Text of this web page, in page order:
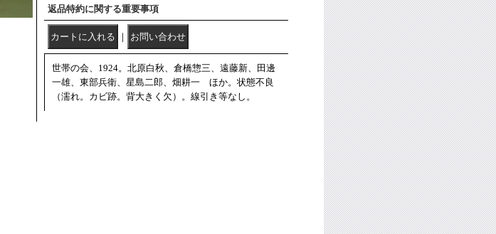
返品特約に関する重要事項
｜
世帯の会、1924。北原白秋、倉橋惣三、遠藤新、田邊
一雄、東部兵衛、星島二郎、畑耕一 ほか。状態不良
（濡れ。カビ跡。背大きく欠）。線引き等なし。